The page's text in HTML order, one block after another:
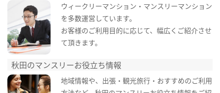
ウィークリーマンション・マンスリーマンション
を多数運営しています。
お客様のご利用目的に応じて、幅広くご紹介させ
て頂きます。
秋田のマンスリーお役立ち情報
地域情報や、出張・観光旅行・おすすめのご利用